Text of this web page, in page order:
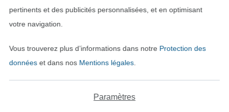
Deutsch
Nederlands
Passer à la boutique
pertinents et des publicités personnalisées, et en optimisant
votre navigation.
Vous trouverez plus d’informations dans notre Protection des
donnéeset dans nos Mentions légales.
Paramètres